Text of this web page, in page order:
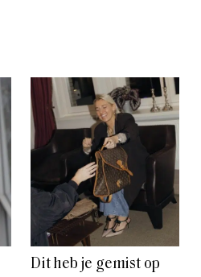
Dit heb je gemist op